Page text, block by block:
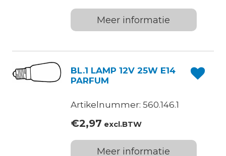
Meer informatie
BL.1 LAMP 12V 25W E14
PARFUM
Artikelnummer: 560.146.1
€2,97 excl.BTW
Meer informatie